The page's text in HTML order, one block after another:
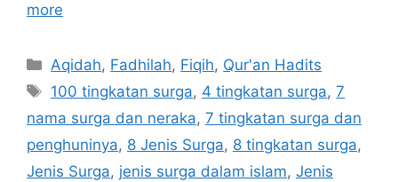
more
Categories
Aqidah, Fadhilah, Fiqih, Qur'an Hadits
Tags
100 tingkatan surga, 4 tingkatan surga,7
nama surga dan neraka, 7 tingkatan surga dan
penghuninya, 8 Jenis Surga, 8 tingkatan surga,
Jenis Surga, jenis surga dalam islam, Jenis